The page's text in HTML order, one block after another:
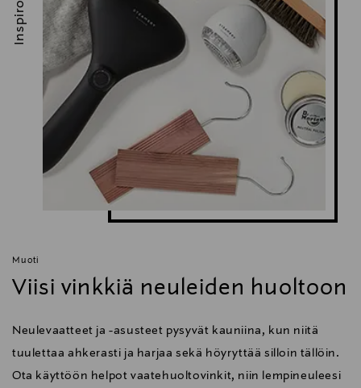
Muoti
Viisi vinkkiä neuleiden huoltoon
Neulevaatteet ja -asusteet pysyvät kauniina, kun niitä
tuulettaa ahkerasti ja harjaa sekä höyryttää silloin tällöin.
Ota käyttöön helpot vaatehuoltovinkit, niin lempineuleesi